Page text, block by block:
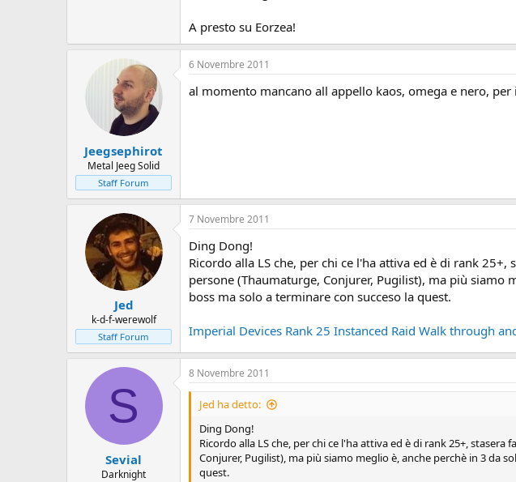
A presto su Eorzea!
Jeegsephirot
Metal Jeeg Solid
Staff Forum
6 Novembre 2011
al momento mancano all appello kaos, omega e nero,
Jed
k-d-f-werewolf
Staff Forum
7 Novembre 2011
Ding Dong!
Ricordo alla LS che, per chi ce l'ha attiva ed è di rank 25+,
persone (Thaumaturge, Conjurer, Pugilist), ma più
boss ma solo a terminare con succeso la quest.
Imperial Devices Rank 25 Instanced Raid Walk through
S
Sevial
Darknight
8 Novembre 2011
Jed ha detto:
Ding Dong!
Ricordo alla LS che, per chi ce l'ha attiva ed è di rank 25+, stasera
Conjurer, Pugilist), ma più siamo meglio è, anche perchè in 3 da
quest.